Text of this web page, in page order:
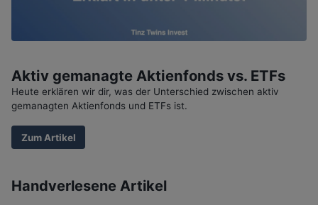
Aktiv gemanagte Aktienfonds vs. ETFs
Heute erklären wir dir, was der Unterschied zwischen aktiv
gemanagten Aktienfonds und ETFs ist.
Zum Artikel
Handverlesene Artikel